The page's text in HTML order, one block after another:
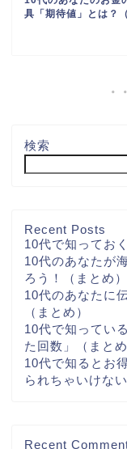
具「期待値」とは？
検索
Recent Posts
10代で知ってお
10代のあなたが
ろう！（まとめ）
10代のあなたに
（まとめ）
10代で知ってい
た回数」（まとめ
10代で知るとお
られちゃいけな
Recent